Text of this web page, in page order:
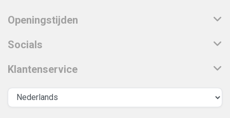
Openingstijden
Socials
Klantenservice